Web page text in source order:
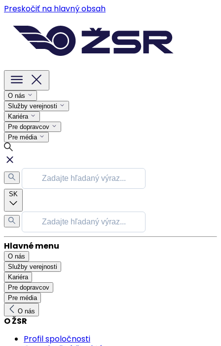
Preskočiť na hlavný obsah
O nás
Služby verejnosti
Kariéra
Pre dopravcov
Pre média
SK
Hlavné menu
O nás
Služby verejnosti
Kariéra
Pre dopravcov
Pre média
O nás
O ŽSR
Profil spoločnosti